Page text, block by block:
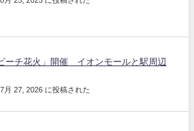
ーチ花火」開催 イオンモールと駅周辺
7月 27, 2026 に投稿された